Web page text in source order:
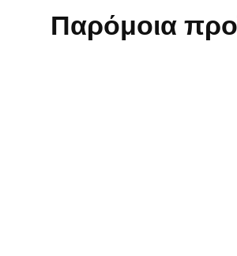
Παρόμοια